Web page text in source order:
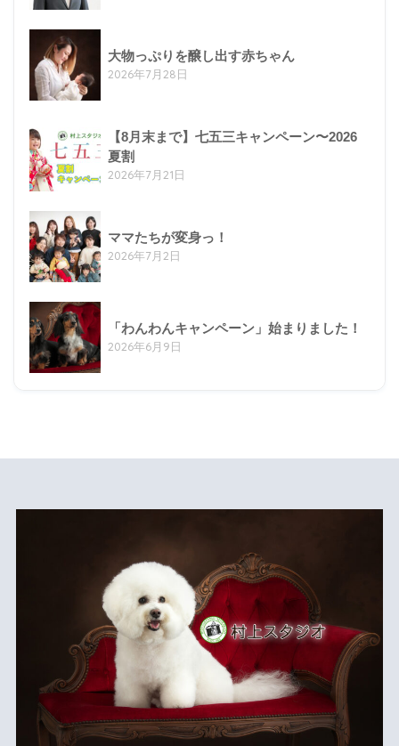
大物っぷりを醸し出す赤ちゃん
2026年7月28日
【8月末まで】七五三キャンペーン〜2026
夏割
2026年7月21日
ママたちが変身っ！
2026年7月2日
「わんわんキャンペーン」始まりました！
2026年6月9日